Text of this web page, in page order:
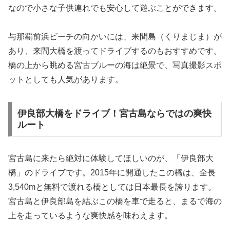
なので小さな子供連れでも安心して遊ぶことができます。
与那覇前浜ビーチの向かいには、来間島（くりまじま）が
あり、来間大橋を渡ってドライブするのもおすすめです。
橋の上から眺める宮古ブルーの海は絶景で、写真撮影スポ
ットとしても人気があります。
伊良部大橋をドライブ！宮古島ならではの爽快
ルート
宮古島に来たら絶対に体験してほしいのが、「伊良部大
橋」のドライブです。2015年に開通したこの橋は、全長
3,540mと無料で渡れる橋としては日本最長を誇ります。
宮古島と伊良部島を結ぶこの橋を車で走ると、まるで海の
上を走っているような爽快感を味わえます。